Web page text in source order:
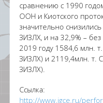
сравнению с 1990
ООН и Киотского
значительно
ЗИЗЛХ, и на 32,9% – без
2019 году 1584,6 млн.
ЗИЗЛХ) и 2119,4млн. т.
ЗИЗЛХ).
Ссылка:
http://www.igce.ru/